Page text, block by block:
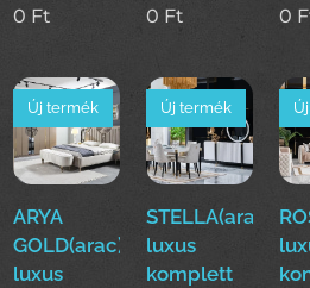
0 Ft 0 Ft 0
ARYA
GOLD(arac)
luxus
Új termék
STELLA(arac)
luxus
komplett
Új termék